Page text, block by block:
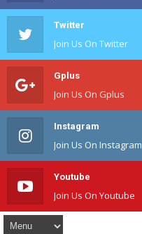
Twitter
Join Us On Twitter
Gplus
Join Us On Gplus
Instagram
Join Us On Instagram
Youtube
Join Us On Youtube